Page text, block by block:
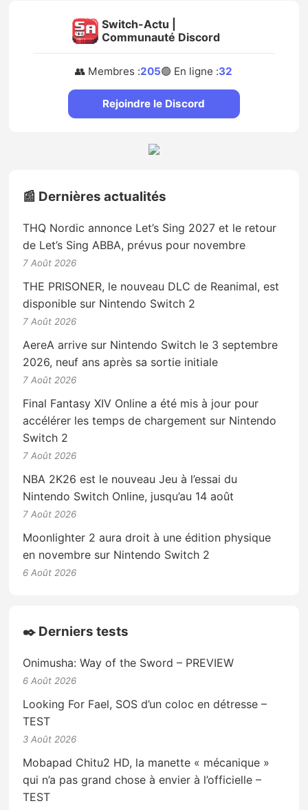
Switch-Actu |
Communauté Discord
👥 Membres :205🟢 En ligne :32
Rejoindre le Discord
📰 Dernières actualités
THQ Nordic annonce Let’s Sing 2027 et le retour
de Let’s Sing ABBA, prévus pour novembre
7 Août 2026
THE PRISONER, le nouveau DLC de Reanimal, est
disponible sur Nintendo Switch 2
7 Août 2026
AereA arrive sur Nintendo Switch le 3 septembre
2026, neuf ans après sa sortie initiale
7 Août 2026
Final Fantasy XIV Online a été mis à jour pour
accélérer les temps de chargement sur Nintendo
Switch 2
7 Août 2026
NBA 2K26 est le nouveau Jeu à l’essai du
Nintendo Switch Online, jusqu’au 14 août
7 Août 2026
Moonlighter 2 aura droit à une édition physique
en novembre sur Nintendo Switch 2
6 Août 2026
✒️ Derniers tests
Onimusha: Way of the Sword – PREVIEW
6 Août 2026
Looking For Fael, SOS d’un coloc en détresse –
TEST
3 Août 2026
Mobapad Chitu2 HD, la manette « mécanique »
qui n’a pas grand chose à envier à l’officielle –
TEST